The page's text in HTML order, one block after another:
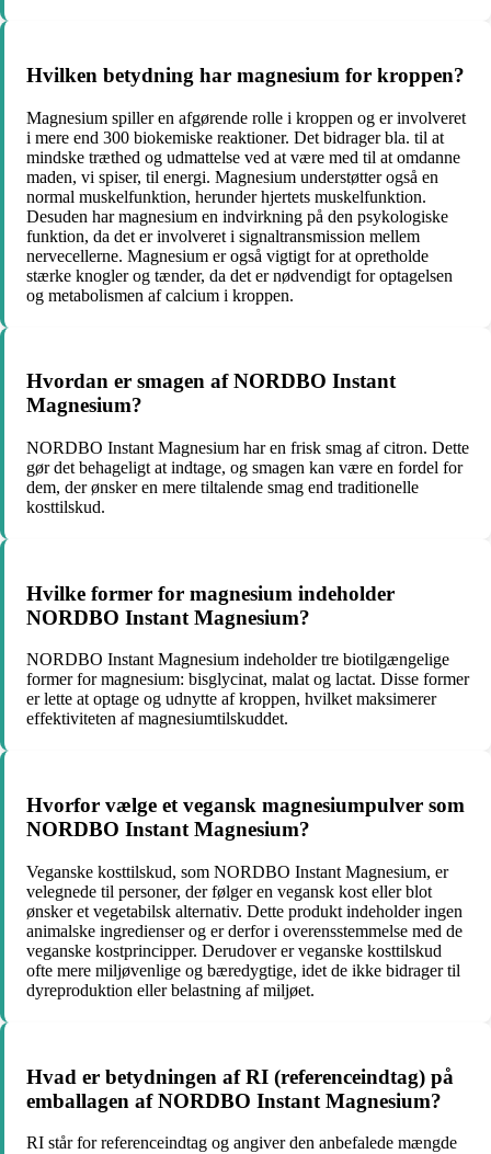
Hvilken betydning har magnesium for kroppen?
Magnesium spiller en afgørende rolle i kroppen og er involveret
i mere end 300 biokemiske reaktioner. Det bidrager bla. til at
mindske træthed og udmattelse ved at være med til at omdanne
maden, vi spiser, til energi. Magnesium understøtter også en
normal muskelfunktion, herunder hjertets muskelfunktion.
Desuden har magnesium en indvirkning på den psykologiske
funktion, da det er involveret i signaltransmission mellem
nervecellerne. Magnesium er også vigtigt for at opretholde
stærke knogler og tænder, da det er nødvendigt for optagelsen
og metabolismen af calcium i kroppen.
Hvordan er smagen af NORDBO Instant
Magnesium?
NORDBO Instant Magnesium har en frisk smag af citron. Dette
gør det behageligt at indtage, og smagen kan være en fordel for
dem, der ønsker en mere tiltalende smag end traditionelle
kosttilskud.
Hvilke former for magnesium indeholder
NORDBO Instant Magnesium?
NORDBO Instant Magnesium indeholder tre biotilgængelige
former for magnesium: bisglycinat, malat og lactat. Disse former
er lette at optage og udnytte af kroppen, hvilket maksimerer
effektiviteten af ​​magnesiumtilskuddet.
Hvorfor vælge et vegansk magnesiumpulver som
NORDBO Instant Magnesium?
Veganske kosttilskud, som NORDBO Instant Magnesium, er
velegnede til personer, der følger en vegansk kost eller blot
ønsker et vegetabilsk alternativ. Dette produkt indeholder ingen
animalske ingredienser og er derfor i overensstemmelse med de
veganske kostprincipper. Derudover er veganske kosttilskud
ofte mere miljøvenlige og bæredygtige, idet de ikke bidrager til
dyreproduktion eller belastning af miljøet.
Hvad er betydningen af ​​RI (referenceindtag) på
emballagen af NORDBO Instant Magnesium?
RI står for referenceindtag og angiver den anbefalede mængde